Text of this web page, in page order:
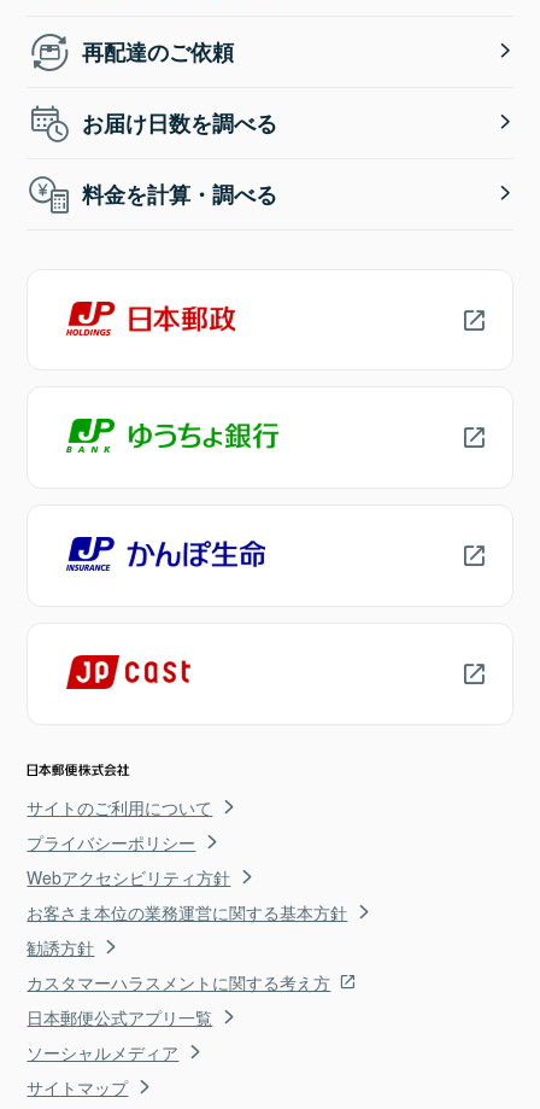
再配達のご依頼
お届け日数を調べる
料金を計算・調べる
サイトのご利用について
プライバシーポリシー
Webアクセシビリティ方針
お客さま本位の業務運営に関する基本方針
勧誘方針
カスタマーハラスメントに関する考え方
日本郵便公式アプリ一覧
ソーシャルメディア
サイトマップ